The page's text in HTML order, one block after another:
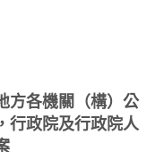
方各機關（構）公
行政院及行政院人